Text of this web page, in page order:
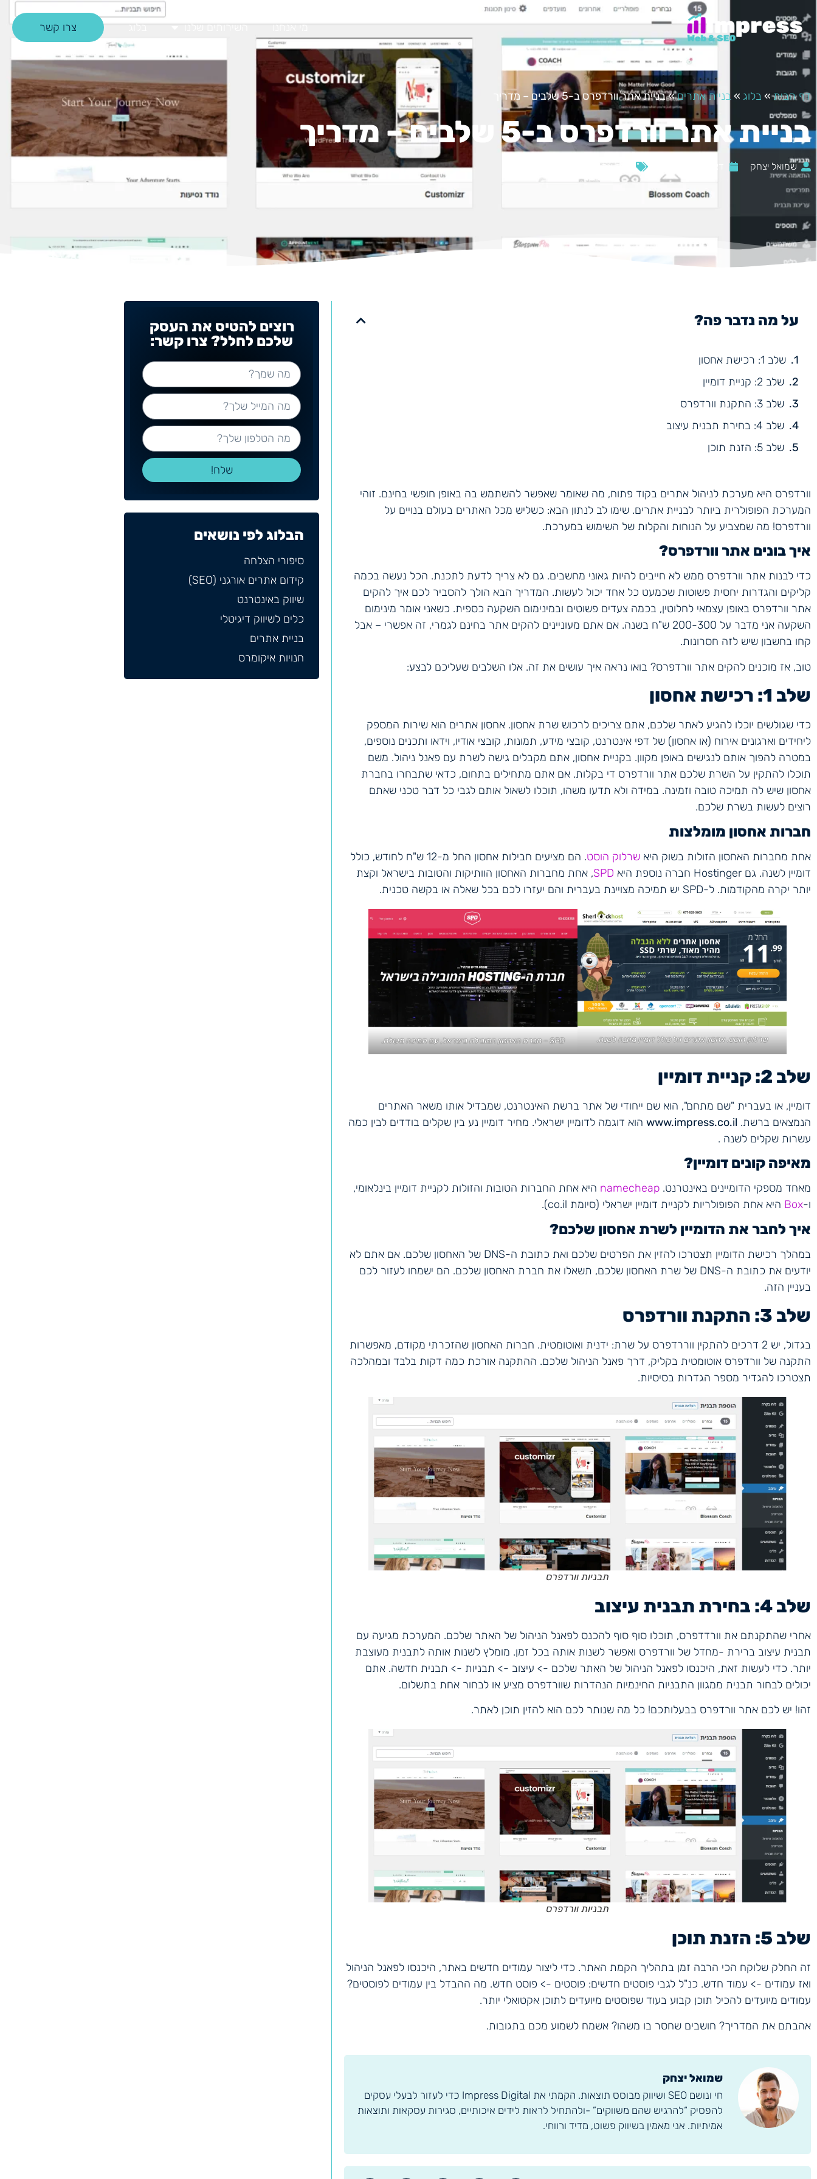
מי אנחנו השירותים שלנו בלוג צרו קשר
דף הבית» בלוג » בניית אתרים»בניית אתר וורדפרס ב-5 שלבים – מדריך
בניית אתר וורדפרס ב-5 שלבים – מדריך
שמואל יצחק בניית אתרים
על מה נדבר פה?
שלב 1: רכישת אחסון
שלב 2: קניית דומיין
שלב 3: התקנת וורדפרס
שלב 4: בחירת תבנית עיצוב
שלב 5: הזנת תוכן
וורדפרס היא מערכת לניהול אתרים בקוד פתוח, מה שאומר שאפשר להשתמש בה באופן חופשי בחינם. זוהי
המערכת הפופולרית ביותר לבניית אתרים. שימו לב לנתון הבא: כשליש מכל האתרים בעולם בנויים על
וורדפרס! מה שמצביע על הנוחות והקלות של השימוש במערכת.
איך בונים אתר וורדפרס?
כדי לבנות אתר וורדפרס ממש לא חייבים להיות גאוני מחשבים. גם לא צריך לדעת לתכנת. הכל נעשה בכמה
קליקים והגדרות יחסית פשוטות שכמעט כל אחד יכול לעשות. המדריך הבא הולך להסביר לכם איך להקים
אתר וורדפרס באופן עצמאי לחלוטין, בכמה צעדים פשוטים ובמינימום השקעה כספית. כשאני אומר מינימום
השקעה אני מדבר על 200-300 ש"ח בשנה. אם אתם מעוניינים להקים אתר בחינם לגמרי, זה אפשרי – אבל
קחו בחשבון שיש לזה חסרונות.
טוב, אז מוכנים להקים אתר וורדפרס? בואו נראה איך עושים את זה. אלו השלבים שעליכם לבצע:
שלב 1: רכישת אחסון
כדי שגולשים יוכלו להגיע לאתר שלכם, אתם צריכים לרכוש שרת אחסון. אחסון אתרים הוא שירות המספק
ליחידים וארגונים אירוח (או אחסון) של דפי אינטרנט, קובצי מידע, תמונות, קובצי אודיו, וידאו ותכנים נוספים,
במטרה להפוך אותם לנגישים באופן מקוון. בקניית אחסון, אתם מקבלים גישה לשרת עם פאנל ניהול. משם
תוכלו להתקין על השרת שלכם אתר וורדפרס די בקלות. אם אתם מתחילים בתחום, כדאי שתבחרו בחברת
אחסון שיש לה תמיכה טובה וזמינה. במידה ולא תדעו משהו, תוכלו לשאול אותם לגבי כל דבר טכני שאתם
רוצים לעשות בשרת שלכם.
חברות אחסון מומלצות
אחת מחברות האחסון הזולות בשוק היא שרלוק הוסט
. הם מציעים חבילות אחסון החל מ-12 ש"ח לחודש, כולל
דומיין לשנה. גם Hostinger חברה נוספת היא
SPD, אחת מחברות האחסון הוותיקות והטובות בישראל וקצת
יותר יקרה מהקודמות. ל-SPD יש תמיכה מצויינת בעברית והם יעזרו לכם בכל שאלה או בקשה טכנית.
שרלוק הוסט. אחסון אתרים זול כולל דומיין מתנה לשנה. SPD – חברת האחסון המובילה בישראל, עם תמיכה מעולה.
שלב 2: קניית דומיין
דומיין, או בעברית "שם מתחם", הוא שם ייחודי של אתר ברשת האינטרנט, שמבדיל אותו משאר האתרים
הנמצאים ברשת. www.impress.co.il הוא דוגמה לדומיין ישראלי. מחיר דומיין נע בין שקלים בודדים לבין כמה
עשרות שקלים לשנה .
מאיפה קונים דומיין?
מאחד מספקי הדומיינים באינטרנט. namecheap היא אחת החברות הטובות והזולות לקניית דומיין בינלאומי,
ו-Box היא אחת הפופולריות לקניית דומיין ישראלי (סיומת co.il).
איך לחבר את הדומיין לשרת אחסון שלכם?
במהלך רכישת הדומיין תצטרכו להזין את הפרטים שלכם ואת כתובת ה-DNS של האחסון שלכם. אם אתם לא
יודעים את כתובת ה-DNS של שרת האחסון שלכם, תשאלו את חברת האחסון שלכם. הם ישמחו לעזור לכם
בעניין הזה.
שלב 3: התקנת וורדפרס
בגדול, יש 2 דרכים להתקין ווררדפרס על שרת: ידנית ואוטומטית. חברות האחסון שהזכרתי מקודם, מאפשרות
התקנה של וורדפרס אוטומטית בקליק, דרך פאנל הניהול שלכם. ההתקנה אורכת כמה דקות בלבד ובמהלכה
תצטרכו להגדיר מספר הגדרות בסיסיות.
תבניות וורדפרס
שלב 4: בחירת תבנית עיצוב
אחרי שהתקנתם את וורדדפרס, תוכלו סוף סוף להכנס לפאנל הניהול של האתר שלכם. המערכת מגיעה עם
תבנית עיצוב ברירת -מחדל של וורדפרס ואפשר לשנות אותה בכל זמן. מומלץ לשנות אותה לתבנית מעוצבת
יותר. כדי לעשות זאת, היכנסו לפאנל הניהול של האתר שלכם -> עיצוב -> תבניות -> תבנית חדשה. אתם
יכולים לבחור תבנית ממגוון התבניות החינמיות הנהדרות שוורדפרס מציע או לבחור אחת בתשלום.
זהו! יש לכם אתר וורדפרס בבעלותכם! כל מה שנותר לכם הוא להזין תוכן לאתר.
תבניות וורדפרס
שלב 5: הזנת תוכן
זה החלק שלוקח הכי הרבה זמן בתהליך הקמת האתר. כדי ליצור עמודים חדשים באתר, היכנסו לפאנל הניהול
ואז עמודים -> עמוד חדש. כנ"ל לגבי פוסטים חדשים: פוסטים -> פוסט חדש. מה ההבדל בין עמודים לפוסטים?
עמודים מיועדים להכיל תוכן קבוע בעוד שפוסטים מיועדים לתוכן אקטואלי יותר.
אהבתם את המדריך? חושבים שחסר בו משהו? אשמח לשמוע מכם בתגובות.
שמואל יצחק
חי ונושם SEO ושיווק מבוסס תוצאות. הקמתי את Impress Digital כדי לעזור לבעלי עסקים
להפסיק “להרגיש שהם משווקים” -ולהתחיל לראות לידים איכותיים, סגירות עסקאות ותוצאות
אמיתיות. אני מאמין בשיווק פשוט, מדיד ורווחי.
רוצים להטיס את העסק
שלכם לחלל? צרו קשר:
שלח!
הבלוג לפי נושאים
סיפורי הצלחה
קידום אתרים אורגני (SEO)
שיווק באינטרנט
כלים לשיווק דיגיטלי
בניית אתרים
חנויות איקומרס